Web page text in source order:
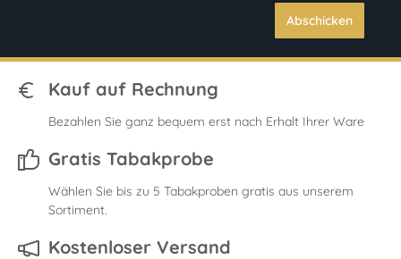
Abschicken
Kauf auf Rechnung
Bezahlen Sie ganz bequem erst nach Erhalt Ihrer Ware
Gratis Tabakprobe
Wählen Sie bis zu 5 Tabakproben gratis aus unserem
Sortiment.
Kostenloser Versand